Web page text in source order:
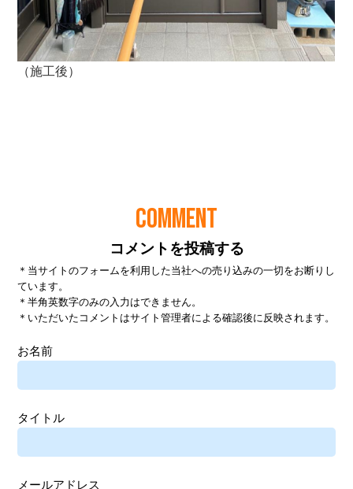
COMMENT
コメントを投稿する
＊当サイトのフォームを利用した当社への売り込みの一切をお断りし
ています。
＊半角英数字のみの入力はできません。
＊いただいたコメントはサイト管理者による確認後に反映されます。
お名前
タイトル
メールアドレス